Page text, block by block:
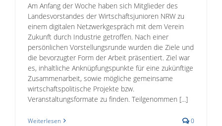
Am Anfang der Woche haben sich Mitglieder des
Landesvorstandes der Wirtschaftsjunioren NRW zu
einem digitalen Netzwerkgespräch mit dem Verein
Zukunft durch Industrie getroffen. Nach einer
persönlichen Vorstellungsrunde wurden die Ziele und
die bevorzugter Form der Arbeit präsentiert. Ziel war
es, inhaltliche Anknüpfungspunkte für eine zukünftige
Zusammenarbeit, sowie mögliche gemeinsame
wirtschaftspolitische Projekte bzw.
Veranstaltungsformate zu finden. Teilgenommen [...]
Weiterlesen 0